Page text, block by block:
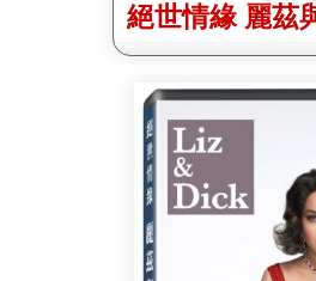
絕世情緣 麗茲